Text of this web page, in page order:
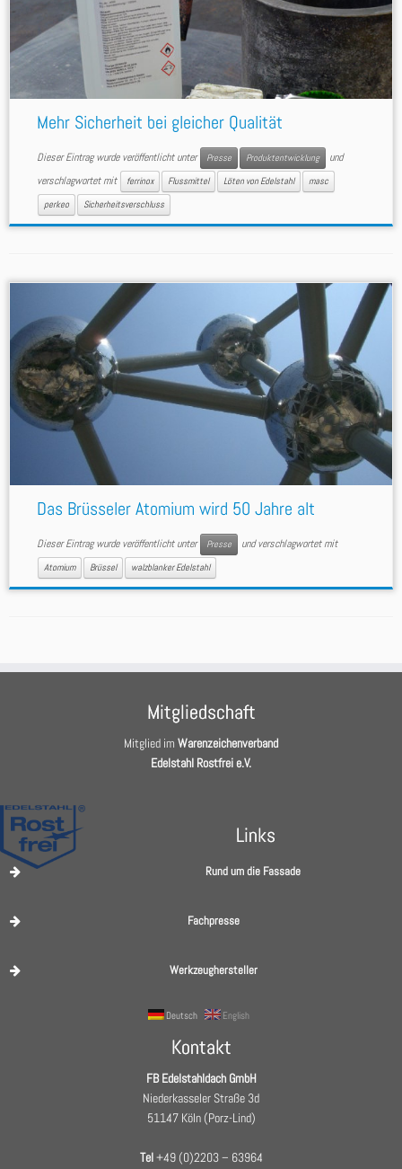
Mehr Sicherheit bei gleicher Qualität
Dieser Eintrag wurde veröffentlicht unter Presse Produktentwicklung
und
verschlagwortet mit
ferrinox Flussmittel Löten von Edelstahl
masc
perkeo
Sicherheitsverschluss
Das Brüsseler Atomium wird 50 Jahre alt
Dieser Eintrag wurde veröffentlicht unter Presse und verschlagwortet mit
Atomium Brüssel walzblanker Edelstahl
Mitgliedschaft
Mitglied im Warenzeichenverband
Edelstahl Rostfrei e.V.
Links
Rund um die Fassade
Fachpresse
Werkzeughersteller
Deutsch English
Kontakt
FB Edelstahldach GmbH
Niederkasseler Straße 3d
51147 Köln (Porz-Lind)
Tel+49 (0)2203 – 63964